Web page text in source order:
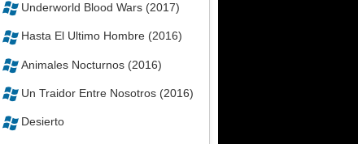
Underworld Blood Wars (2017)
Hasta El Ultimo Hombre (2016)
Animales Nocturnos (2016)
Un Traidor Entre Nosotros (2016)
Desierto